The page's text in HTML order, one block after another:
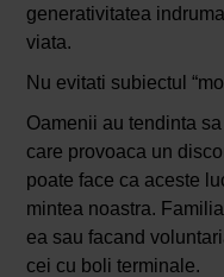
generativitatea
viata.
Nu evitati subiectul
Oamenii au tendinta
care provoaca un
poate face ca aceste
mintea noastra.
ea sau facand
cei cu boli terminale.